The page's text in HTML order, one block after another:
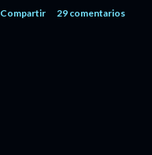
Compartir 29 comentarios